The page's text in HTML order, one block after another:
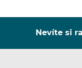
Nevíte si